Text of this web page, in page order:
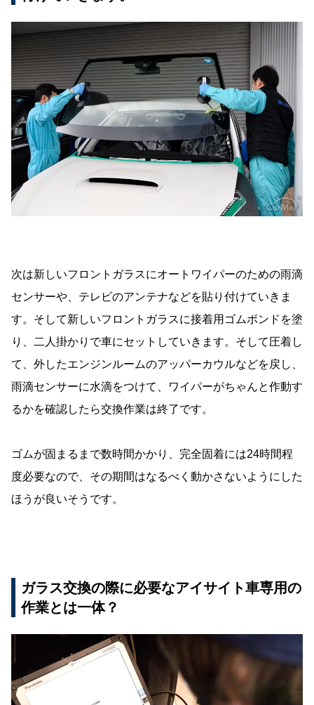
次は新しいフロントガラスにオートワイパーのための雨滴
センサーや、テレビのアンテナなどを貼り付けていきま
す。そして新しいフロントガラスに接着用ゴムボンドを塗
り、二人掛かりで車にセットしていきます。そして圧着し
て、外したエンジンルームのアッパーカウルなどを戻し、
雨滴センサーに水滴をつけて、ワイパーがちゃんと作動す
るかを確認したら交換作業は終了です。
ゴムが固まるまで数時間かかり、完全固着には24時間程
度必要なので、その期間はなるべく動かさないようにした
ほうが良いそうです。
ガラス交換の際に必要なアイサイト車専用の
作業とは一体？